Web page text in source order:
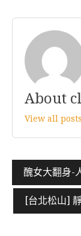
About
View all
文
章
導
醜女大翻身-
[台北松山]